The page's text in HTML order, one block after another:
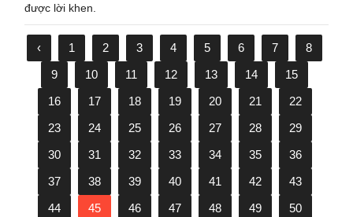
được lời khen.
‹ 1 2 3 4 5 6 7
8
9
10 11 12 13 14
15
16
17 18 19 20 21
22
23
24 25 26 27 28
29
30
31 32 33 34 35
36
37
38 39 40 41 42
43
44
45 46 47 48 49
50